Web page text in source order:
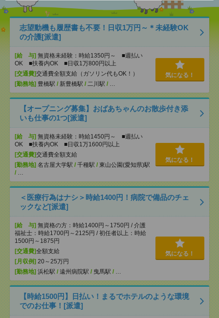
志望動機も履歴書も不要！日収1万円～＊未経験OK
の介護[派遣]
[給 与] 無資格未経験：時給1350円～ ■週払い
OK ■扶養内OK ■日収1万800円以上
[交通費]交通費全額支給（ガソリン代もOK！）
[勤務地] 豊橋駅 / 新豊橋駅 / 二川駅 / …
気になる！
【オープニング募集】おばあちゃんのお散歩付き添
いも仕事の1つ[派遣]
[給 与] 無資格未経験：時給1450円～ ■週払い
OK ■扶養内OK ■日収1万1600円以上
[交通費]交通費全額支給
[勤務地] 名古屋大学駅 / 千種駅 / 東山公園(愛知県)駅
/ …
気になる！
＜医療行為はナシ＞時給1400円！病院で備品のチェ
ックなど[派遣]
[給 与] 無資格の方：時給1400円～1750円 / 介護
福祉士：時給1700円～2125円 / 初任者以上：時給
1500円～1875円
[交通費]全額支給
[月収例] 20～25万円
[勤務地] 浜松駅 / 遠州病院駅 / 曳馬駅 / …
気になる！
【時給1500円】日払い！まるでホテルのような環境
でのお仕事！[派遣]